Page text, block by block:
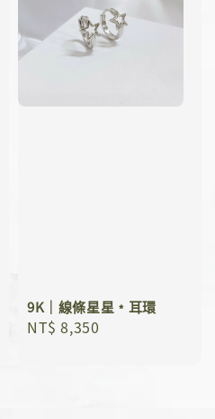
9K｜線條星星﹡耳環
Regular
NT$ 8,350